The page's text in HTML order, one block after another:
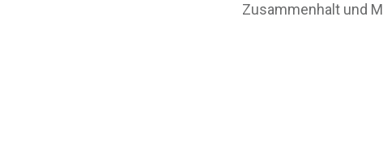
Zusammenhalt und